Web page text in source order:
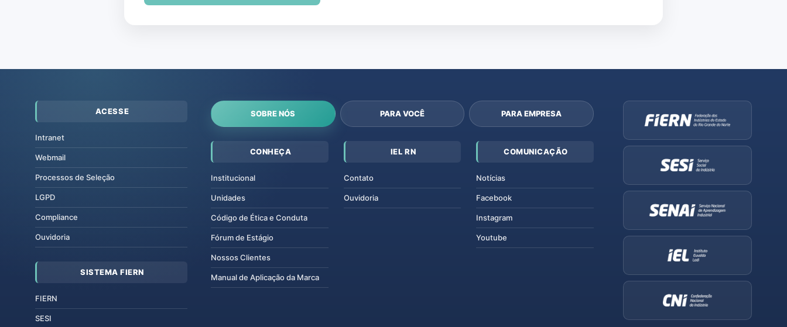
ACESSE
Intranet
Webmail
Processos de Seleção
LGPD
Compliance
Ouvidoria
SISTEMA FIERN
FIERN
SESI
SOBRE NÓS PARA VOCÊ PARA EMPRESA
CONHEÇA
Institucional
Unidades
Código de Ética e Conduta
Fórum de Estágio
Nossos Clientes
Manual de Aplicação da Marca
IEL RN
Contato
Ouvidoria
COMUNICAÇÃO
Notícias
Facebook
Instagram
Youtube